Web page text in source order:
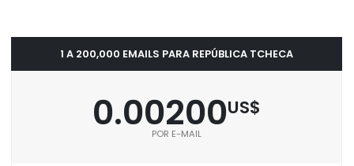
1 A 200,000 EMAILS PARA REPÚBLICA TCHECA
0.00200US$
POR E-MAIL